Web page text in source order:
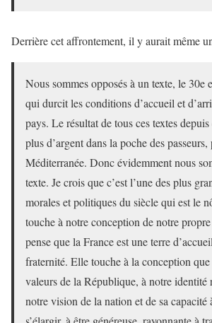
Derrière cet affrontement, il y aurait même
Nous sommes opposés à un texte, le 30e
qui durcit les conditions d’accueil et
pays. Le résultat de tous ces textes depuis
plus d’argent dans la poche des
Méditerranée. Donc évidemment nous
texte. Je crois que c’est l’une des plus
morales et politiques du siècle qui est le
touche à notre conception de notre
pense que la France est une terre
fraternité. Elle touche à la conception que
valeurs de la République, à notre identité
notre vision de la nation et de sa capacité